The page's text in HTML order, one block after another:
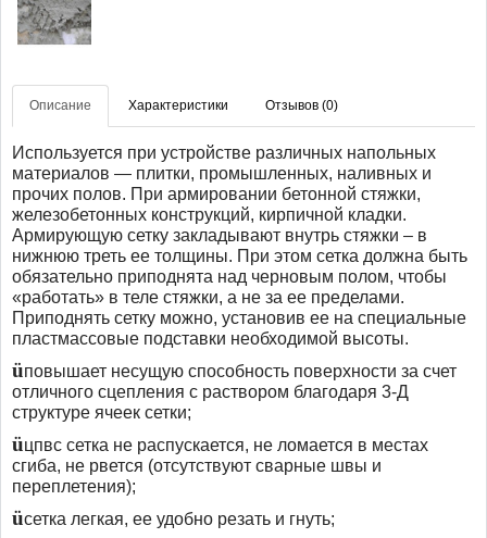
Описание Характеристики Отзывов (0)
Используется при устройстве различных напольных
материалов — плитки, промышленных, наливных и
прочих полов. При армировании бетонной стяжки,
железобетонных конструкций, кирпичной кладки.
Армирующую сетку закладывают внутрь стяжки – в
нижнюю треть ее толщины. При этом сетка должна быть
обязательно приподнята над черновым полом, чтобы
«работать» в теле стяжки, а не за ее пределами.
Приподнять сетку можно, установив ее на специальные
пластмассовые подставки необходимой высоты.
üповышает несущую способность поверхности за счет
отличного сцепления с раствором благодаря 3-Д
структуре ячеек сетки;
üцпвс сетка не распускается, не ломается в местах
сгиба, не рвется (отсутствуют сварные швы и
переплетения);
üсетка легкая, ее удобно резать и гнуть;